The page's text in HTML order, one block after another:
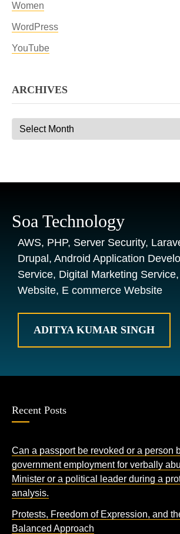
Women
WordPress
YouTube
ARCHIVES
Archives
Soa Technology
AWS, PHP, Server Security,
Drupal, Android Application
Service, Digital Marketing Service,
Website, E commerce Website
ADITYA KUMAR SINGH
Recent Posts
Can a passport be revoked or a person
government employment for verbally
Minister or a political leader during a
analysis.
Protests, Freedom of Expression, and
Balanced Approach